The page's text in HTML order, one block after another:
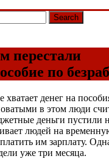
Search
перестали
по
хватает денег на
в этом люди
деньги пустили
людей на
им зарплату.
уже три месяца.